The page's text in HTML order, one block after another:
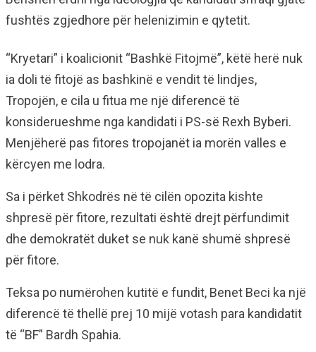
fushtës zgjedhore për helenizimin e qytetit.
“Kryetari” i koalicionit “Bashkë Fitojmë”, këtë herë nuk
ia doli të fitojë as bashkinë e vendit të lindjes,
Tropojën, e cila u fitua me një diferencë të
konsiderueshme nga kandidati i PS-së Rexh Byberi.
Menjëherë pas fitores tropojanët ia morën valles e
kërcyen me lodra.
Sa i përket Shkodrës në të cilën opozita kishte
shpresë për fitore, rezultati është drejt përfundimit
dhe demokratët duket se nuk kanë shumë shpresë
për fitore.
Teksa po numërohen kutitë e fundit, Benet Beci ka një
diferencë të thellë prej 10 mijë votash para kandidatit
të “BF” Bardh Spahia.